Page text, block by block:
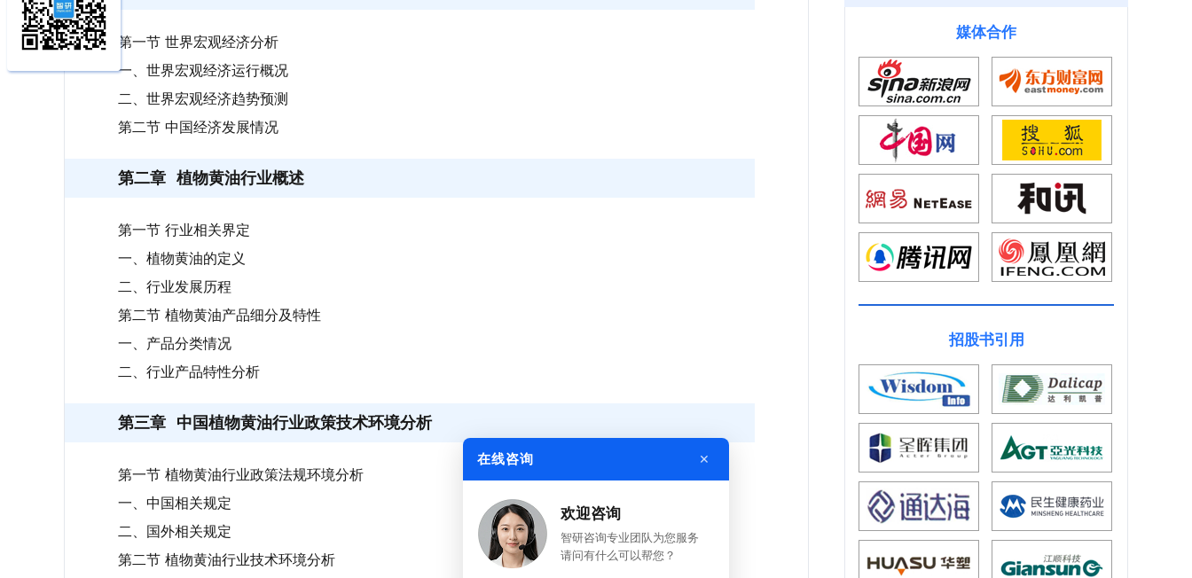
第一节 世界宏观经济分析
一、世界宏观经济运行概况
二、世界宏观经济趋势预测
第二节 中国经济发展情况
第二章 植物黄油行业概述
第一节 行业相关界定
一、植物黄油的定义
二、行业发展历程
第二节 植物黄油产品细分及特性
一、产品分类情况
二、行业产品特性分析
第三章 中国植物黄油行业政策技术环境分析
第一节 植物黄油行业政策法规环境分析
一、中国相关规定
二、国外相关规定
第二节 植物黄油行业技术环境分析
媒体合作
招股书引用
在线咨询 ×
欢迎咨询
智研咨询专业团队为您服务
请问有什么可以帮您？